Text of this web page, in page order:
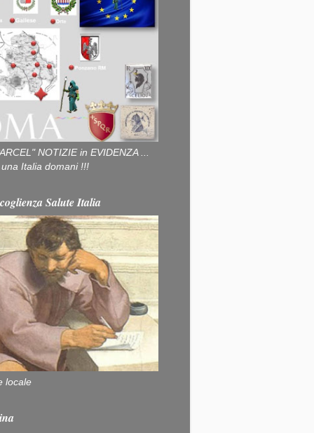
NOTIZIE in EVIDENZA ...
Italia domani !!!
Salute Italia
locale